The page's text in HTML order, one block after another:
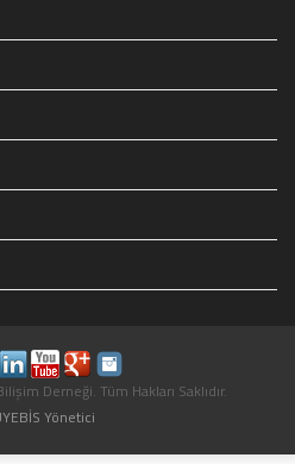
Derneği. Tüm Hakları Saklıdır.
Yönetici